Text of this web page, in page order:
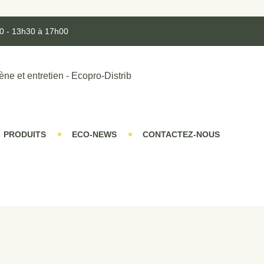
- 13h30 à 17h00
PRODUITS ECO-NEWS CONTACTEZ-NOUS